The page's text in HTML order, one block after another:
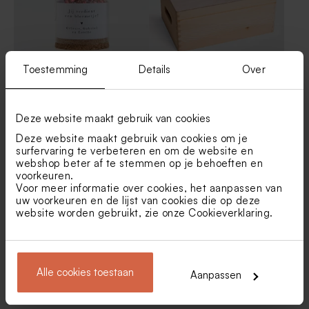
Toestemming Details Over
Deze website maakt gebruik van cookies
Deze website maakt gebruik van cookies om je
surfervaring te verbeteren en om de website en
webshop beter af te stemmen op je behoeften en
voorkeuren.
Voor meer informatie over cookies, het aanpassen van
uw voorkeuren en de lijst van cookies die op deze
website worden gebruikt, zie onze Cookieverklaring.
Alle cookies toestaan Aanpassen
droogbloemen en
met fotocollage - Large